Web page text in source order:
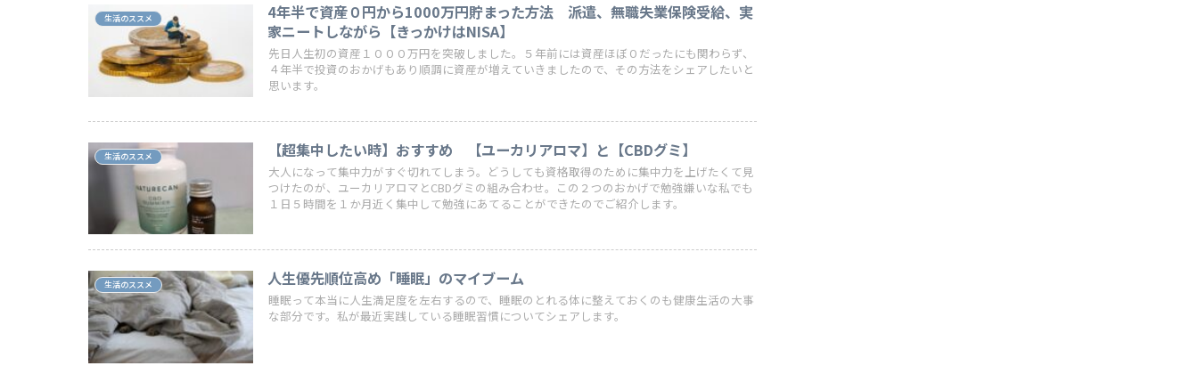
生活のススメ
4年半で資産０円から1000万円貯まった方法 派遣、無職失業保険受給、実
家ニートしながら【きっかけはNISA】
先日人生初の資産１０００万円を突破しました。５年前には資産ほぼ０だったにも関わらず、
４年半で投資のおかげもあり順調に資産が増えていきましたので、その方法をシェアしたいと
思います。
生活のススメ 【超集中したい時】おすすめ 【ユーカリアロマ】と【CBDグミ】
大人になって集中力がすぐ切れてしまう。どうしても資格取得のために集中力を上げたくて見
つけたのが、ユーカリアロマとCBDグミの組み合わせ。この２つのおかげで勉強嫌いな私でも
１日５時間を１か月近く集中して勉強にあてることができたのでご紹介します。
生活のススメ 人生優先順位高め「睡眠」のマイブーム
睡眠って本当に人生満足度を左右するので、睡眠のとれる体に整えておくのも健康生活の大事
な部分です。私が最近実践している睡眠習慣についてシェアします。